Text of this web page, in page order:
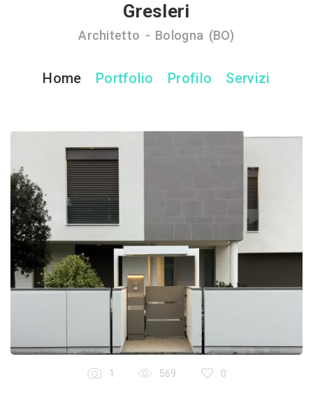
Gresleri
Architetto - Bologna (BO)
Home Portfolio Profilo Servizi
1 569 0